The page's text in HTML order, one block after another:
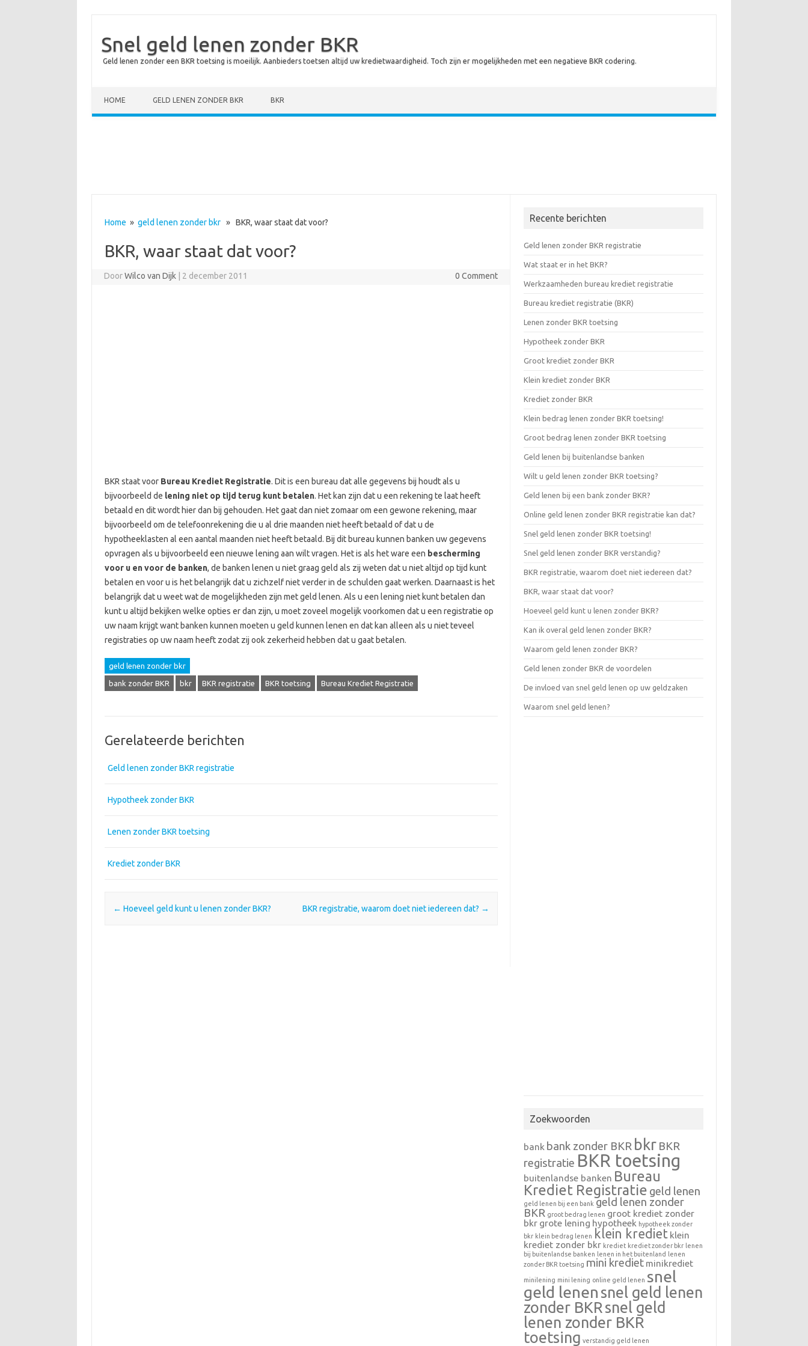
Snel geld lenen zonder BKR
Geld lenen zonder een BKR toetsing is moeilijk. Aanbieders toetsen altijd uw kredietwaardigheid. Toch zijn er mogelijkheden met een negatieve BKR codering.
HOME GELD LENEN ZONDER BKR BKR
Home » geld lenen zonder bkr» BKR, waar staat dat voor?
BKR, waar staat dat voor?
DoorWilco van Dijk 2 december 2011 0 Comment
BKR staat voor Bureau Krediet Registratie. Dit is een bureau dat alle gegevens bij houdt als u
bijvoorbeeld de lening niet op tijd terug kunt betalen. Het kan zijn dat u een rekening te laat heeft
betaald en dit wordt hier dan bij gehouden. Het gaat dan niet zomaar om een gewone rekening, maar
bijvoorbeeld om de telefoonrekening die u al drie maanden niet heeft betaald of dat u de
hypotheeklasten al een aantal maanden niet heeft betaald. Bij dit bureau kunnen banken uw gegevens
opvragen als u bijvoorbeeld een nieuwe lening aan wilt vragen. Het is als het ware een bescherming
voor u en voor de banken, de banken lenen u niet graag geld als zij weten dat u niet altijd op tijd kunt
betalen en voor u is het belangrijk dat u zichzelf niet verder in de schulden gaat werken. Daarnaast is het
belangrijk dat u weet wat de mogelijkheden zijn met geld lenen. Als u een lening niet kunt betalen dan
kunt u altijd bekijken welke opties er dan zijn, u moet zoveel mogelijk voorkomen dat u een registratie op
uw naam krijgt want banken kunnen moeten u geld kunnen lenen en dat kan alleen als u niet teveel
registraties op uw naam heeft zodat zij ook zekerheid hebben dat u gaat betalen.
geld lenen zonder bkr
bank zonder BKR bkr BKR registratie BKR toetsing Bureau Krediet Registratie
Gerelateerde berichten
Geld lenen zonder BKR registratie
Hypotheek zonder BKR
Lenen zonder BKR toetsing
Krediet zonder BKR
Post navigation
← Hoeveel geld kunt u lenen zonder BKR? BKR registratie, waarom doet niet iedereen dat? →
Recente berichten
Geld lenen zonder BKR registratie
Wat staat er in het BKR?
Werkzaamheden bureau krediet registratie
Bureau krediet registratie (BKR)
Lenen zonder BKR toetsing
Hypotheek zonder BKR
Groot krediet zonder BKR
Klein krediet zonder BKR
Krediet zonder BKR
Klein bedrag lenen zonder BKR toetsing!
Groot bedrag lenen zonder BKR toetsing
Geld lenen bij buitenlandse banken
Wilt u geld lenen zonder BKR toetsing?
Geld lenen bij een bank zonder BKR?
Online geld lenen zonder BKR registratie kan dat?
Snel geld lenen zonder BKR toetsing!
Snel geld lenen zonder BKR verstandig?
BKR registratie, waarom doet niet iedereen dat?
BKR, waar staat dat voor?
Hoeveel geld kunt u lenen zonder BKR?
Kan ik overal geld lenen zonder BKR?
Waarom geld lenen zonder BKR?
Geld lenen zonder BKR de voordelen
De invloed van snel geld lenen op uw geldzaken
Waarom snel geld lenen?
Zoekwoorden
bank bank zonder BKR bkr BKR
registratie BKR toetsing
buitenlandse banken Bureau
Krediet Registratie geld lenen
geld lenen bij een bank geld lenen zonder
BKR groot bedrag lenen groot krediet zonder
bkr grote lening hypotheek hypotheek zonder
bkr klein bedrag lenen klein krediet klein
krediet zonder bkr krediet krediet zonder bkr lenen
bij buitenlandse banken lenen in het buitenland lenen
zonder BKR toetsing mini krediet minikrediet
minilening mini lening online geld lenen snel
geld lenen snel geld lenen
zonder BKR snel geld
lenen zonder BKR
toetsing verstandig geld lenen